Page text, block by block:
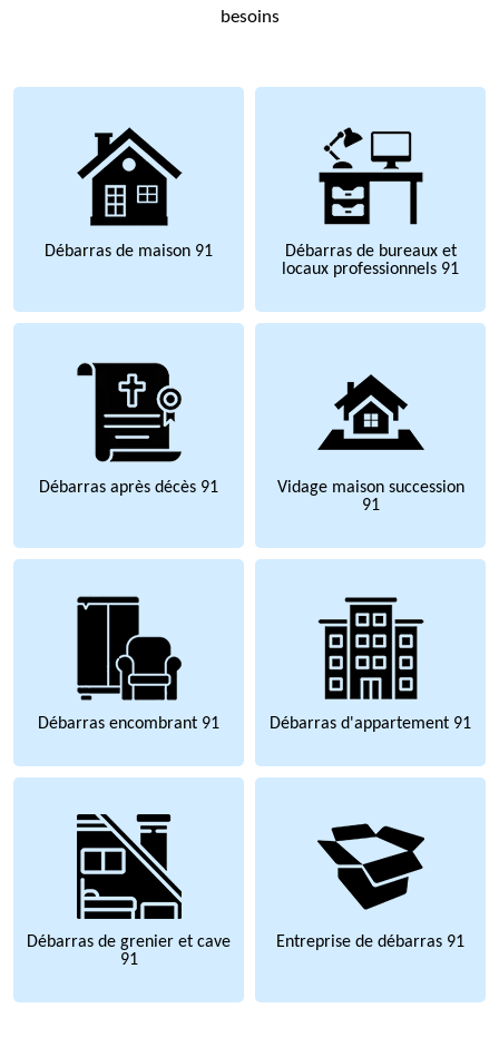
besoins
Débarras de maison 91
Débarras de bureaux et
locaux professionnels 91
Débarras après décès 91
Vidage maison succession
91
Débarras encombrant 91 Débarras d'appartement 91
Débarras de grenier et cave
91
Entreprise de débarras 91